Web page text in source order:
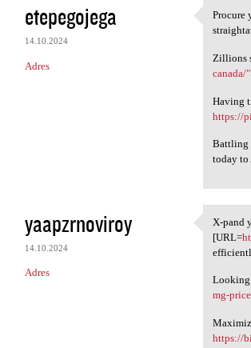
etepegojega
14.10.2024
Adres
Procure
Zillions
canada/
Having
https://
Battling
today
yaapzrnoviroy
14.10.2024
Adres
X-
X-pand
[URL=
Looking
mg-
https://